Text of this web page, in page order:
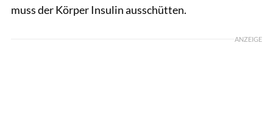
muss der Körper Insulin ausschütten.
ANZEIGE